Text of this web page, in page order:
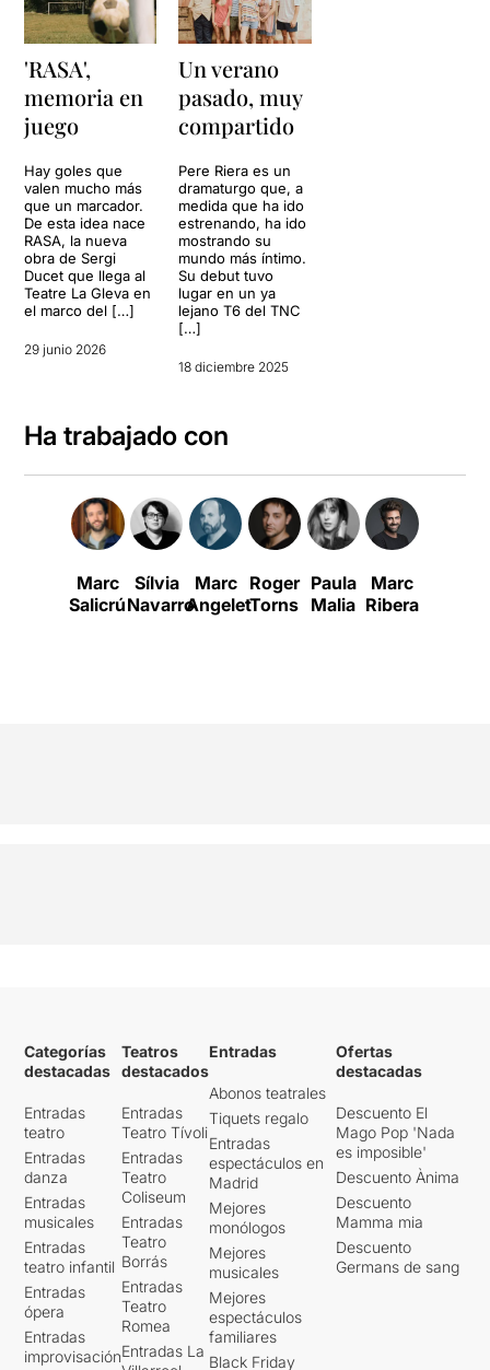
'RASA',
memoria en
juego
Hay goles que
valen mucho más
que un marcador.
De esta idea nace
RASA, la nueva
obra de Sergi
Ducet que llega al
Teatre La Gleva en
el marco del […]
29 junio 2026
Un verano
pasado, muy
compartido
Pere Riera es un
dramaturgo que, a
medida que ha ido
estrenando, ha ido
mostrando su
mundo más íntimo.
Su debut tuvo
lugar en un ya
lejano T6 del TNC
[…]
18 diciembre 2025
Ha trabajado con
Marc
Salicrú
Sílvia
Navarro
Marc
Angelet
Roger
Torns
Paula
Malia
Marc
Ribera
Categorías
destacadas
Entradas
teatro
Entradas
danza
Entradas
musicales
Entradas
teatro infantil
Entradas
ópera
Entradas
improvisación
Teatros
destacados
Entradas
Teatro Tívoli
Entradas
Teatro
Coliseum
Entradas
Teatro
Borrás
Entradas
Teatro
Romea
Entradas La
Entradas
Abonos teatrales
Tiquets regalo
Entradas
espectáculos en
Madrid
Mejores
monólogos
Mejores
musicales
Mejores
espectáculos
familiares
Black Friday
Ofertas
destacadas
Descuento El
Mago Pop 'Nada
es imposible'
Descuento Ànima
Descuento
Mamma mia
Descuento
Germans de sang